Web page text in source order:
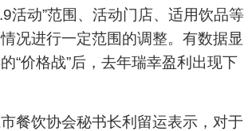
活动”范围、活动门店、适用饮品等
况进行一定范围的调整。有数据显
“价格战”后，去年瑞幸盈利出现下
饮协会秘书长利留运表示，对于